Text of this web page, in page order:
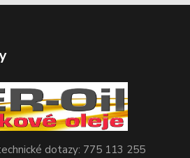
dotazy: 775 113 255